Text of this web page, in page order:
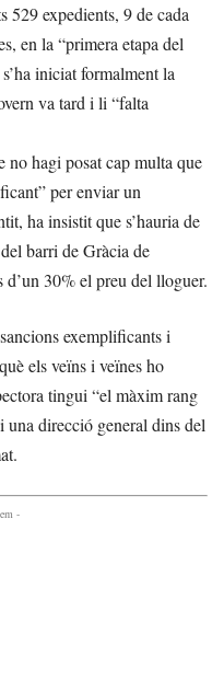
529 expedients, 9 de cada
en la “primera etapa del
iniciat formalment la
va tard i li “falta
no hagi posat cap multa que
per enviar un
ha insistit que s’hauria de
barri de Gràcia de
d’un 30% el preu del lloguer.
exemplificants i
els veïns i veïnes ho
tingui “el màxim rang
direcció general dins del
-